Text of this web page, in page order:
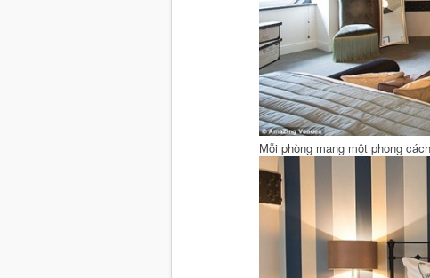
Mỗi phòng mang một phong